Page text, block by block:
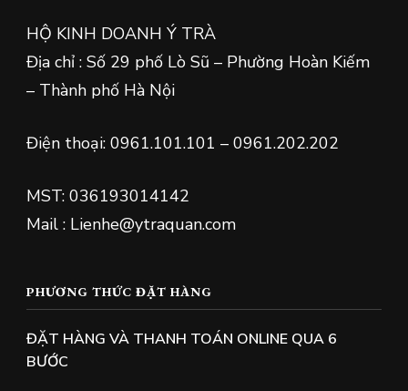
HỘ KINH DOANH Ý TRÀ
Địa chỉ : Số 29 phố Lò Sũ – Phường Hoàn Kiếm
– Thành phố Hà Nội
Điện thoại: 0961.101.101 – 0961.202.202
MST: 036193014142
Mail : Lienhe@ytraquan.com
PHƯƠNG THỨC ĐẶT HÀNG
ĐẶT HÀNG VÀ THANH TOÁN ONLINE QUA 6
BƯỚC